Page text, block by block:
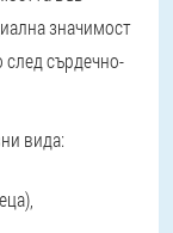
значимост
след сърдечно-
вида: